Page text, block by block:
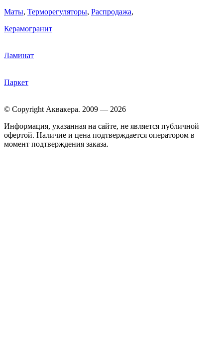
Маты, Терморегуляторы, Распродажа,
Керамогранит
Ламинат
Паркет
© Copyright Аквакера. 2009 — 2026
Информация, указанная на сайте, не является публичной
офертой. Наличие и цена подтверждается оператором в
момент подтверждения заказа.